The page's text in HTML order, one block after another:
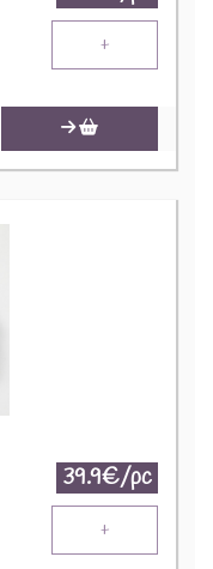
+
39.9€/pc
+